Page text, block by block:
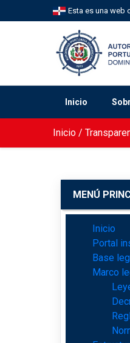
Esta es una web
Inicio
Inicio /
MENÚ
Inicio
Portal
Base
Marco